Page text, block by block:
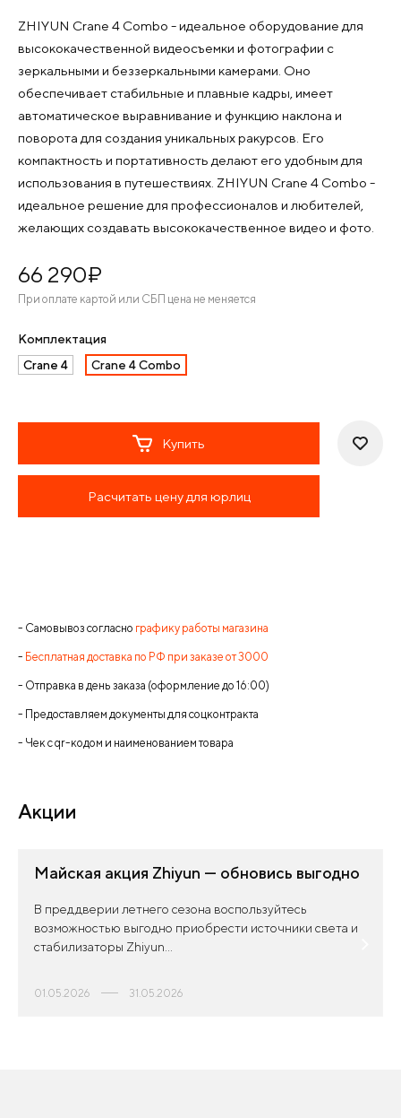
ZHIYUN Crane 4 Combo - идеальное оборудование для
высококачественной видеосъемки и фотографии с
зеркальными и беззеркальными камерами. Оно
обеспечивает стабильные и плавные кадры, имеет
автоматическое выравнивание и функцию наклона и
поворота для создания уникальных ракурсов. Его
компактность и портативность делают его удобным для
использования в путешествиях. ZHIYUN Crane 4 Combo -
идеальное решение для профессионалов и любителей,
желающих создавать высококачественное видео и фото.
66 290¤
При оплате картой или СБП цена не меняется
Комплектация
Crane 4
Crane 4 Combo
Купить
Расчитать цену для юрлиц
- Самовывоз согласно графику работы магазина
- Бесплатная доставка по РФ при заказе от 3000
- Отправка в день заказа (оформление до 16:00)
- Предоставляем документы для соцконтракта
- Чек с qr-кодом и наименованием товара
Акции
Майская акция Zhiyun — обновись выгодно
В преддверии летнего сезона воспользуйтесь
возможностью выгодно приобрести источники света и
стабилизаторы Zhiyun...
01.05.2026 31.05.2026